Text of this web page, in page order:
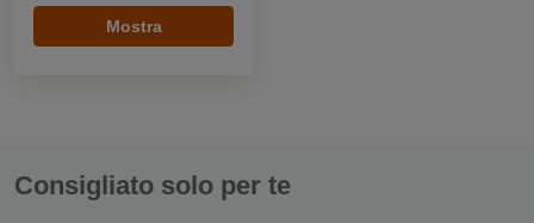
Mostra
Consigliato solo per te